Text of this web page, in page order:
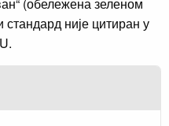
стандард није цитиран у